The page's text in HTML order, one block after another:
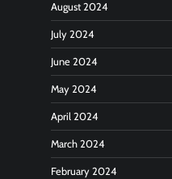
August 2024
July 2024
June 2024
May 2024
April 2024
March 2024
February 2024